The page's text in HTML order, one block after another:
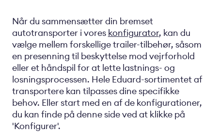
Når du sammensætter din bremset
autotransporter i vores konfigurator, kan du
vælge mellem forskellige trailer-tilbehør, såsom
en presenning til beskyttelse mod vejrforhold
eller et håndspil for at lette lastnings- og
losningsprocessen. Hele Eduard-sortimentet af
transportere kan tilpasses dine specifikke
behov. Eller start med en af de konfigurationer,
du kan finde på denne side ved at klikke på
'Konfigurer'.